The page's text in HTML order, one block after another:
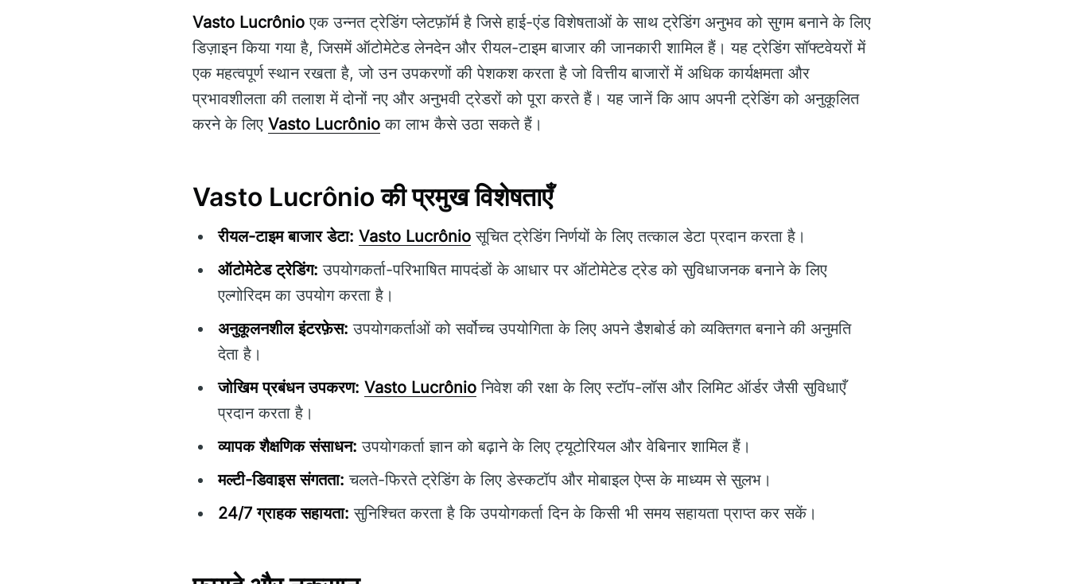
Vasto Lucrônio एक उन्नत ट्रेडिंग प्लेटफ़ॉर्म है जिसे हाई-एंड विशेषताओं के साथ ट्रेडिंग अनुभव को सुगम बनाने के लिए
डिज़ाइन किया गया है, जिसमें ऑटोमेटेड लेनदेन और रीयल-टाइम बाजार की जानकारी शामिल हैं। यह ट्रेडिंग सॉफ्टवेयरों में
एक महत्वपूर्ण स्थान रखता है, जो उन उपकरणों की पेशकश करता है जो वित्तीय बाजारों में अधिक कार्यक्षमता और
प्रभावशीलता की तलाश में दोनों नए और अनुभवी ट्रेडरों को पूरा करते हैं। यह जानें कि आप अपनी ट्रेडिंग को अनुकूलित
करने के लिए Vasto Lucrônio का लाभ कैसे उठा सकते हैं।
Vasto Lucrônio की प्रमुख विशेषताएँ
रीयल-टाइम बाजार डेटा: Vasto Lucrônio सूचित ट्रेडिंग निर्णयों के लिए तत्काल डेटा प्रदान करता है।
ऑटोमेटेड ट्रेडिंग: उपयोगकर्ता-परिभाषित मापदंडों के आधार पर ऑटोमेटेड ट्रेड को सुविधाजनक बनाने के लिए
एल्गोरिदम का उपयोग करता है।
अनुकूलनशील इंटरफ़ेस: उपयोगकर्ताओं को सर्वोच्च उपयोगिता के लिए अपने डैशबोर्ड को व्यक्तिगत बनाने की अनुमति
देता है।
जोखिम प्रबंधन उपकरण: Vasto Lucrônio निवेश की रक्षा के लिए स्टॉप-लॉस और लिमिट ऑर्डर जैसी सुविधाएँ
प्रदान करता है।
व्यापक शैक्षणिक संसाधन: उपयोगकर्ता ज्ञान को बढ़ाने के लिए ट्यूटोरियल और वेबिनार शामिल हैं।
मल्टी-डिवाइस संगतता: चलते-फिरते ट्रेडिंग के लिए डेस्कटॉप और मोबाइल ऐप्स के माध्यम से सुलभ।
24/7 ग्राहक सहायता: सुनिश्चित करता है कि उपयोगकर्ता दिन के किसी भी समय सहायता प्राप्त कर सकें।